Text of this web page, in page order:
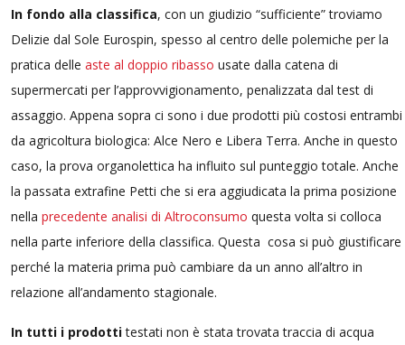
In fondo alla classifica, con un giudizio “sufficiente” troviamo
Delizie dal Sole Eurospin, spesso al centro delle polemiche per la
pratica delle aste al doppio ribasso usate dalla catena di
supermercati per l’approvvigionamento, penalizzata dal test di
assaggio. Appena sopra ci sono i due prodotti più costosi entrambi
da agricoltura biologica: Alce Nero e Libera Terra. Anche in questo
caso, la prova organolettica ha influito sul punteggio totale. Anche
la passata extrafine Petti che si era aggiudicata la prima posizione
nella precedente analisi di Altroconsumo questa volta si colloca
nella parte inferiore della classifica. Questa cosa si può giustificare
perché la materia prima può cambiare da un anno all’altro in
relazione all’andamento stagionale.
In tutti i prodottitestati non è stata trovata traccia di acqua